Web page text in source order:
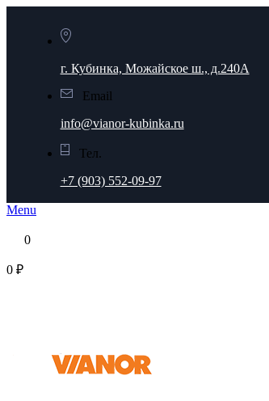
г. Кубинка, Можайское ш., д.240А
Email
info@vianor-kubinka.ru
Тел.
+7 (903) 552-09-97
Menu
0
0 ₽